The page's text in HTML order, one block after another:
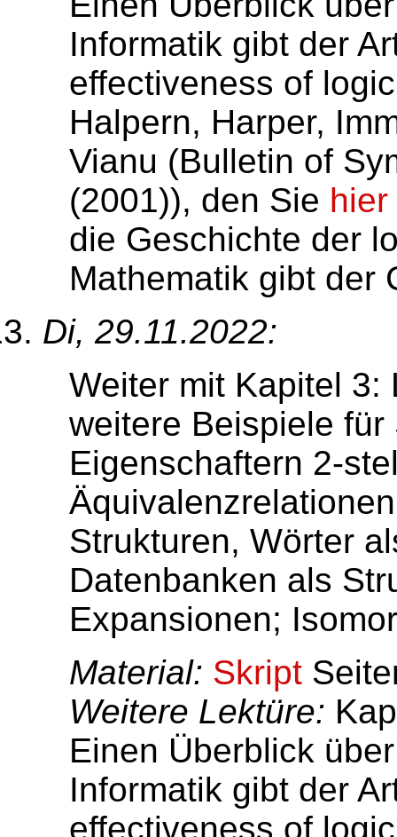
Informatik gibt der
effectiveness of
Halpern, Harper,
Vianu (Bulletin of
(2001)), den Sie hier
die Geschichte der
Mathematik gibt der
Di, 29.11.2022:
Weiter mit Kapitel 3:
weitere Beispiele
Eigenschaftern 2-
Strukturen, Wörter
Datenbanken als
Expansionen;
Material: Skript
Weitere Lektüre:
Einen Überblick
Informatik gibt der
effectiveness of